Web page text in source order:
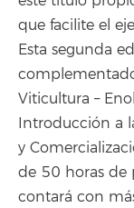
que facilite el
Esta segunda
Viticultura –
Introducción a
y
de 50 horas de
contará con